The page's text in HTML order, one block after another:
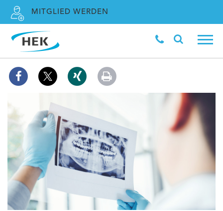
MITGLIED WERDEN